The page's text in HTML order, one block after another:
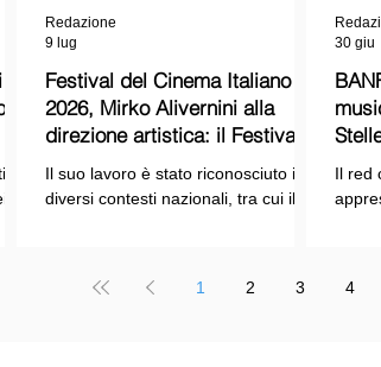
Festival del Cinema Italiano
2026, Mirko Alivernini alla
direzione artistica: il Festival
punta sul dialogo tra tradizione
e nuove tecnologie
Il suo lavoro è stato riconosciuto in
diversi contesti nazionali, tra cui il
Internazionale d'Arte
Redazione
9 lug
musicali della
Il red
30 giu
1 2 3 4